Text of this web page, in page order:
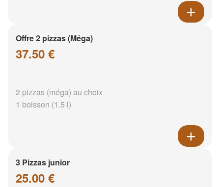
Offre 2 pizzas (Méga)
37.50 €
2 pizzas (méga) au choix
1 boisson (1.5 l)
3 Pizzas junior
25.00 €